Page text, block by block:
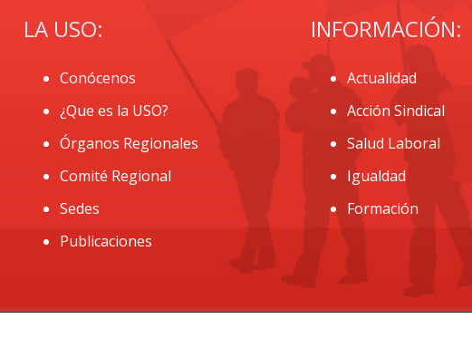
LA USO:
Conócenos
¿Que es la USO?
Órganos Regionales
Comité Regional
Sedes
Publicaciones
INFORMACIÓN:
Actualidad
Acción Sindical
Salud Laboral
Igualdad
Formación